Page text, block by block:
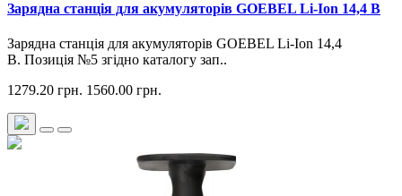
Зарядна станція для акумуляторів GOEBEL Li-Ion 14,4 В
Зарядна станція для акумуляторів GOEBEL Li-Ion 14,4
В. Позиція №5 згідно каталогу зап..
1279.20 грн. 1560.00 грн.